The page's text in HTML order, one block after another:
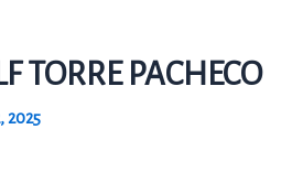
TORRE PACHECO
2025